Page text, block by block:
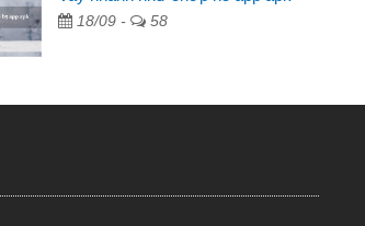
tôi kịp thời và nhanh chóng
18/09 - 58